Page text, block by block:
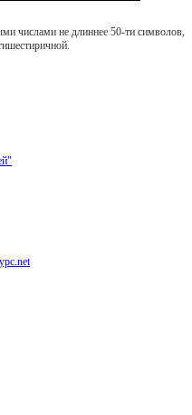
числами не длиннее 50-ти символов,